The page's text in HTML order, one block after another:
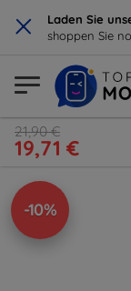
× Laden Sie
shoppen Sie
21,90 €
19,71 €
-10%